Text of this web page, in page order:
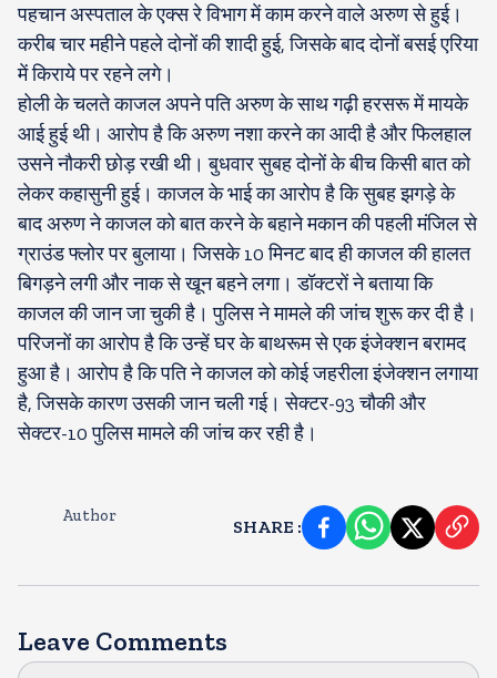
पहचान अस्पताल के एक्स रे विभाग में काम करने वाले अरुण से हुई।
करीब चार महीने पहले दोनों की शादी हुई, जिसके बाद दोनों बसई एरिया
में किराये पर रहने लगे।
होली के चलते काजल अपने पति अरुण के साथ गढ़ी हरसरू में मायके
आई हुई थी। आरोप है कि अरुण नशा करने का आदी है और फिलहाल
उसने नौकरी छोड़ रखी थी। बुधवार सुबह दोनों के बीच किसी बात को
लेकर कहासुनी हुई। काजल के भाई का आरोप है कि सुबह झगड़े के
बाद अरुण ने काजल को बात करने के बहाने मकान की पहली मंजिल से
ग्राउंड फ्लोर पर बुलाया। जिसके 10 मिनट बाद ही काजल की हालत
बिगड़ने लगी और नाक से खून बहने लगा। डॉक्टरों ने बताया कि
काजल की जान जा चुकी है। पुलिस ने मामले की जांच शुरू कर दी है।
परिजनों का आरोप है कि उन्हें घर के बाथरूम से एक इंजेक्शन बरामद
हुआ है। आरोप है कि पति ने काजल को कोई जहरीला इंजेक्शन लगाया
है, जिसके कारण उसकी जान चली गई। सेक्टर-93 चौकी और
सेक्टर-10 पुलिस मामले की जांच कर रही है।
Author
SHARE :
Leave Comments